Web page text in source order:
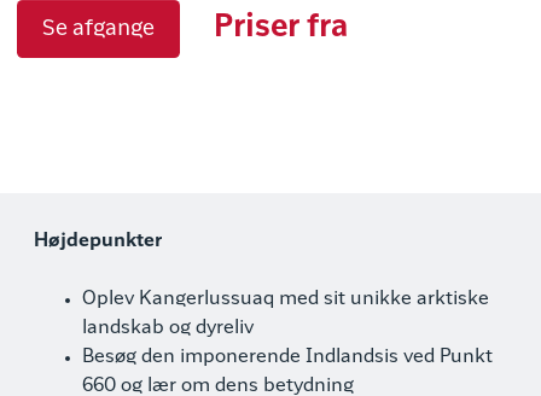
Se afgange Priser fra
Højdepunkter
Oplev Kangerlussuaq med sit unikke arktiske
landskab og dyreliv
Besøg den imponerende Indlandsis ved Punkt
660 og lær om dens betydning